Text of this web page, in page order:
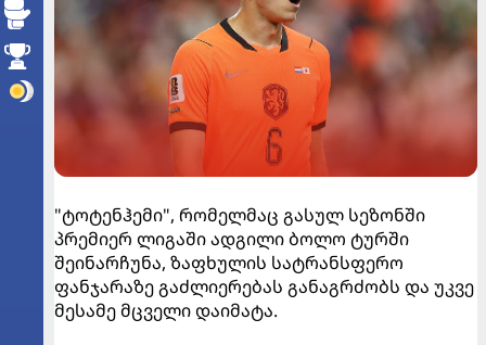
"ტოტენჰემი", რომელმაც გასულ სეზონში
პრემიერ ლიგაში ადგილი ბოლო ტურში
შეინარჩუნა, ზაფხულის სატრანსფერო
ფანჯარაზე გაძლიერებას განაგრძობს და უკვე
მესამე მცველი დაიმატა.